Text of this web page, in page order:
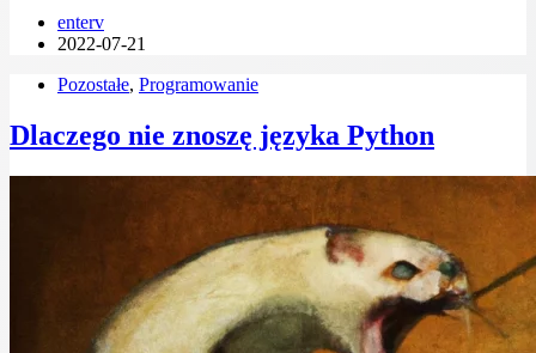
enterv
2022-07-21
Pozostałe, Programowanie
Dlaczego nie znoszę języka Python